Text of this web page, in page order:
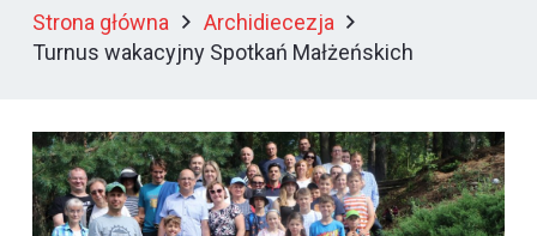
Strona główna
Archidiecezja
Turnus wakacyjny Spotkań Małżeńskich